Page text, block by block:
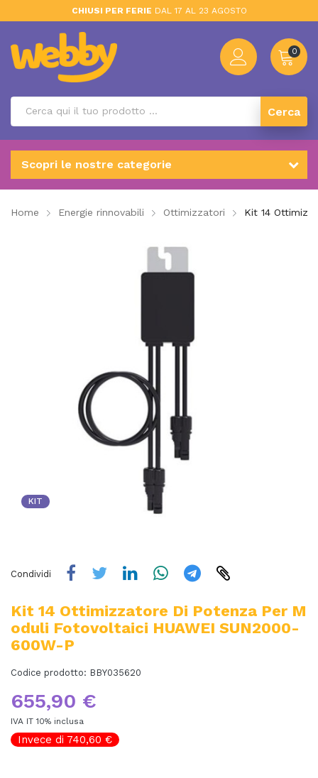
CHIUSI PER FERIE DAL 17 AL 23 AGOSTO
0
Cerca
Scopri le nostre categorie
Home Energie rinnovabili Ottimizzatori Kit 14
KIT
Condividi
Kit 14 Ottimizzatore Di Potenza Per M
Oduli Fotovoltaici HUAWEI SUN2000-
600W-P
Codice prodotto: BBY035620
655,90 €
IVA IT 10% inclusa
Invece di 740,60 €